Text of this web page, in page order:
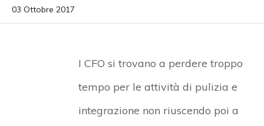
03 Ottobre 2017
I CFO si trovano a perdere troppo
tempo per le attività di pulizia e
integrazione non riuscendo poi a